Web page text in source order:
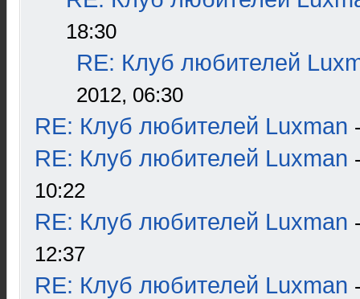
18:30
RE: Клуб любителей
2012, 06:30
RE: Клуб любителей Luxman
RE: Клуб любителей Luxman
10:22
RE: Клуб любителей Luxman
12:37
RE: Клуб любителей Luxman